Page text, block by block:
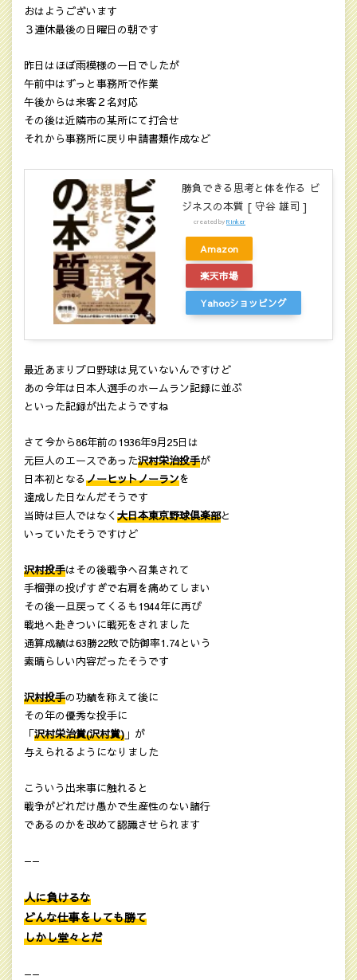
おはようございます
３連休最後の日曜日の朝です
昨日はほぼ雨模様の一日でしたが
午前中はずっと事務所で作業
午後からは来客２名対応
その後は近隣市の某所にて打合せ
それから事務所に戻り申請書類作成など
勝負できる思考と体を作る ビ
ジネスの本質 [ 守谷 雄司 ]
created byRinker
Amazon
楽天市場
Yahooショッピング
最近あまりプロ野球は見ていないんですけど
あの今年は日本人選手のホームラン記録に並ぶ
といった記録が出たようですね
さて今から86年前の1936年9月25日は
元巨人のエースであった沢村栄治投手が
日本初となるノーヒットノーランを
達成した日なんだそうです
当時は巨人ではなく大日本東京野球倶楽部と
いっていたそうですけど
沢村投手はその後戦争へ召集されて
手榴弾の投げすぎで右肩を痛めてしまい
その後一旦戻ってくるも1944年に再び
戦地へ赴きついに戦死をされました
通算成績は63勝22敗で防御率1.74という
素晴らしい内容だったそうです
沢村投手の功績を称えて後に
その年の優秀な投手に
「沢村栄治賞(沢村賞) 」が
与えられるようになりました
こういう出来事に触れると
戦争がどれだけ愚かで生産性のない諸行
であるのかを改めて認識させられます
——
人に負けるな
どんな仕事をしても勝て
しかし堂々とだ
——